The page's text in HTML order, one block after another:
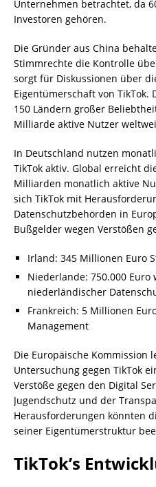
Unternehmen betrachtet, da
Investoren gehören.
Die Gründer aus China
Stimmrechte die Kontrolle
sorgt für Diskussionen über
Eigentümerschaft von
150 Ländern großer
Milliarde aktive Nutzer
In Deutschland nutzen
TikTok aktiv. Global erreicht
Milliarden monatlich aktive
sich TikTok mit
Datenschutzbehörden in
Bußgelder wegen Verstößen
Irland: 345 Millionen Euro
Niederlande: 750.000 Euro
niederländischer
Frankreich: 5 Millionen
Management
Die Europäische Kommission
Untersuchung gegen TikTok
Verstöße gegen den Digital
Jugendschutz und der
Herausforderungen könnten
seiner Eigentümerstruktur
TikTok’s